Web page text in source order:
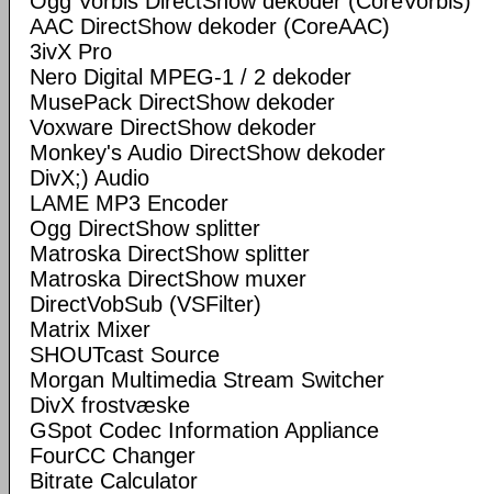
AAC DirectShow dekoder (CoreAAC)
3ivX Pro
Nero Digital MPEG-1 / 2 dekoder
MusePack DirectShow dekoder
Voxware DirectShow dekoder
Monkey's Audio DirectShow dekoder
DivX;) Audio
LAME MP3 Encoder
Ogg DirectShow splitter
Matroska DirectShow splitter
Matroska DirectShow muxer
DirectVobSub (VSFilter)
Matrix Mixer
SHOUTcast Source
Morgan Multimedia Stream Switcher
DivX frostvæske
GSpot Codec Information Appliance
FourCC Changer
Bitrate Calculator